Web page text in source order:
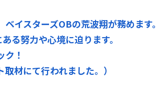
イスターズOBの荒波翔が務めます。
る努力や心境に迫ります。
！
材にて行われました。）